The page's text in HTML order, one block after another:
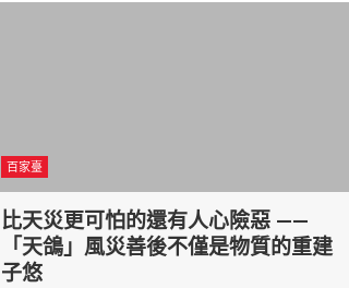
百家臺
比天災更可怕的還有人心險惡 ——
「天鴿」風災善後不僅是物質的重建
子悠